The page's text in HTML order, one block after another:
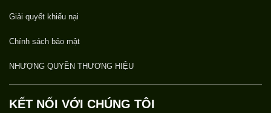
Giải quyết khiếu nại
Chính sách bảo mật
NHƯỢNG QUYỀN THƯƠNG HIỆU
KẾT NỐI VỚI CHÚNG TÔI